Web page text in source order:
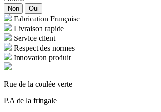
Non Oui
Fabrication Française
Livraison rapide
Service client
Respect des normes
Innovation produit
Rue de la coulée verte
P.A de la fringale